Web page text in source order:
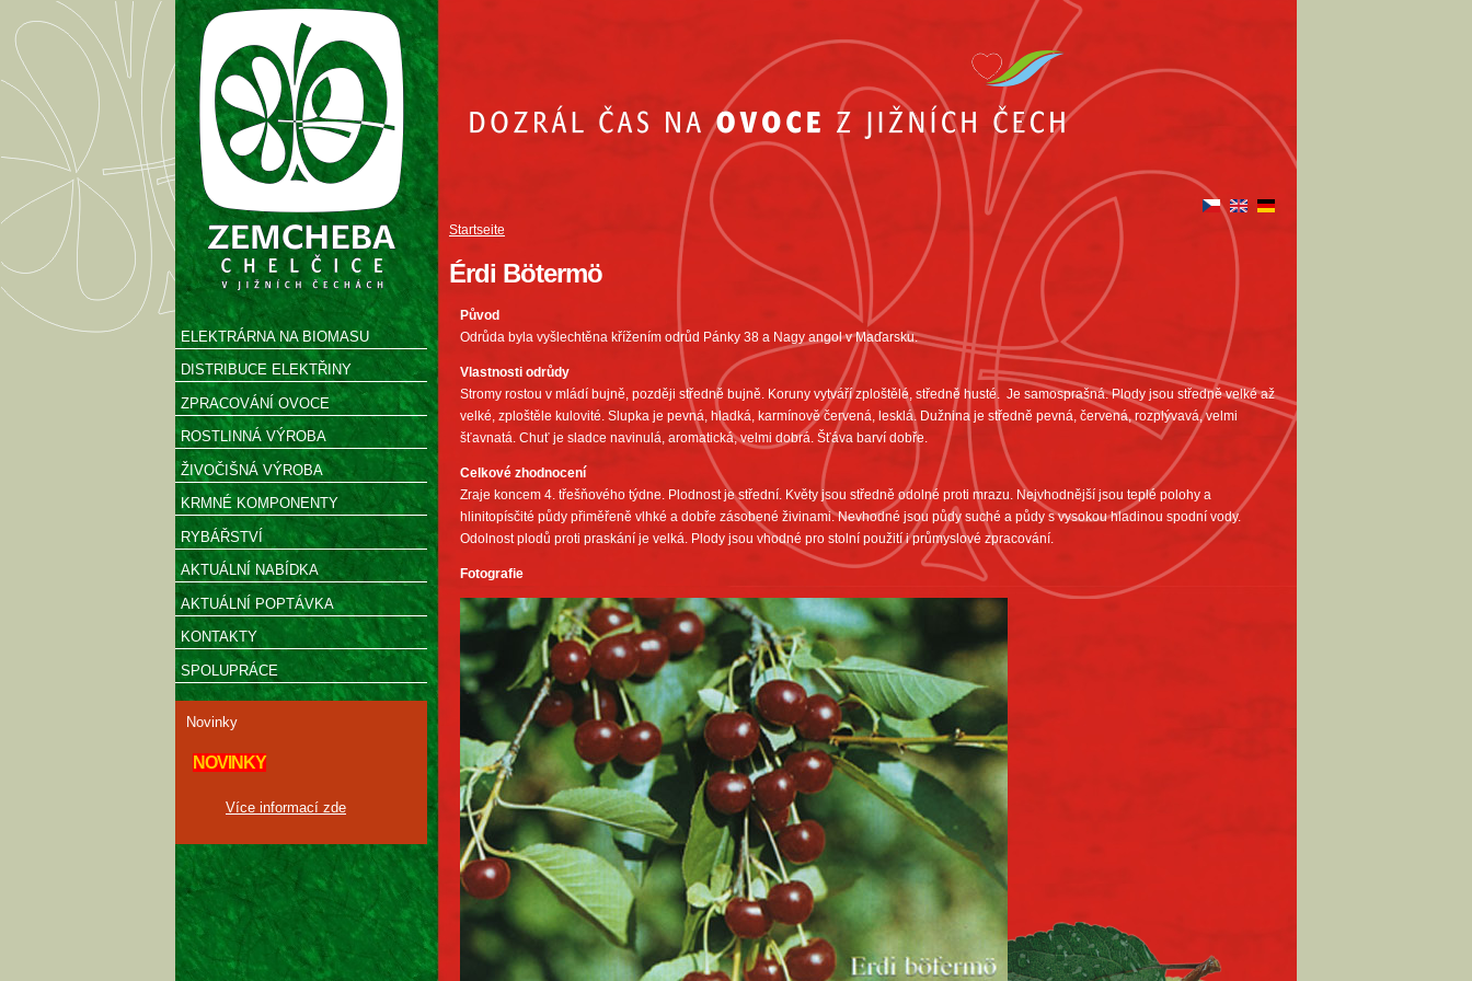
ELEKTRÁRNA NA BIOMASU
DISTRIBUCE ELEKTŘINY
ZPRACOVÁNÍ OVOCE
ROSTLINNÁ VÝROBA
ŽIVOČIŠNÁ VÝROBA
KRMNÉ KOMPONENTY
RYBÁŘSTVÍ
AKTUÁLNÍ NABÍDKA
AKTUÁLNÍ POPTÁVKA
KONTAKTY
SPOLUPRÁCE
Novinky
NOVINKY
Více informací zde
Startseite
Érdi Bötermö
Původ
Odrůda byla vyšlechtěna křížením odrůd Pánky 38 a Nagy angol v Maďarsku.
Vlastnosti odrůdy
Stromy rostou v mládí bujně, později středně bujně. Koruny vytváří zploštělé, středně husté. Je samosprašná. Plody jsou středně velké až
velké, zploštěle kulovité. Slupka je pevná, hladká, karmínově červená, lesklá. Dužnina je středně pevná, červená, rozplývavá, velmi
šťavnatá. Chuť je sladce navinulá, aromatická, velmi dobrá. Šťáva barví dobře.
Celkové zhodnocení
Zraje koncem 4. třešňového týdne. Plodnost je střední. Květy jsou středně odolné proti mrazu. Nejvhodnější jsou teplé polohy a
hlinitopísčité půdy přiměřeně vlhké a dobře zásobené živinami. Nevhodné jsou půdy suché a půdy s vysokou hladinou spodní vody.
Odolnost plodů proti praskání je velká. Plody jsou vhodné pro stolní použití i průmyslové zpracování.
Fotografie